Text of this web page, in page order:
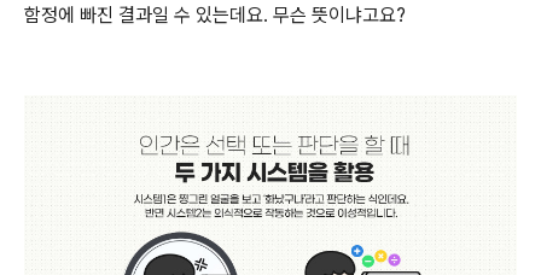
함정에 빠진 결과일 수 있는데요. 무슨 뜻이냐고요?